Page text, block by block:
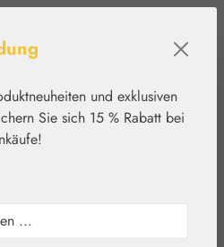
anzeigen
und exklusiven
Sie sich 15 % Rabatt bei